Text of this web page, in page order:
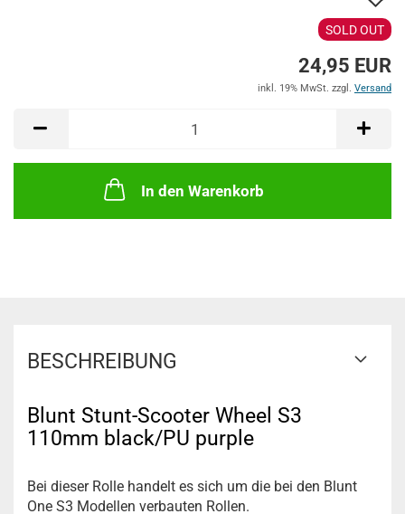
SOLD OUT
24,95 EUR
inkl. 19% MwSt. zzgl. Versand
In den Warenkorb
BESCHREIBUNG
Blunt Stunt-Scooter Wheel S3
110mm black/PU purple
Bei dieser Rolle handelt es sich um die bei den Blunt
One S3 Modellen verbauten Rollen.